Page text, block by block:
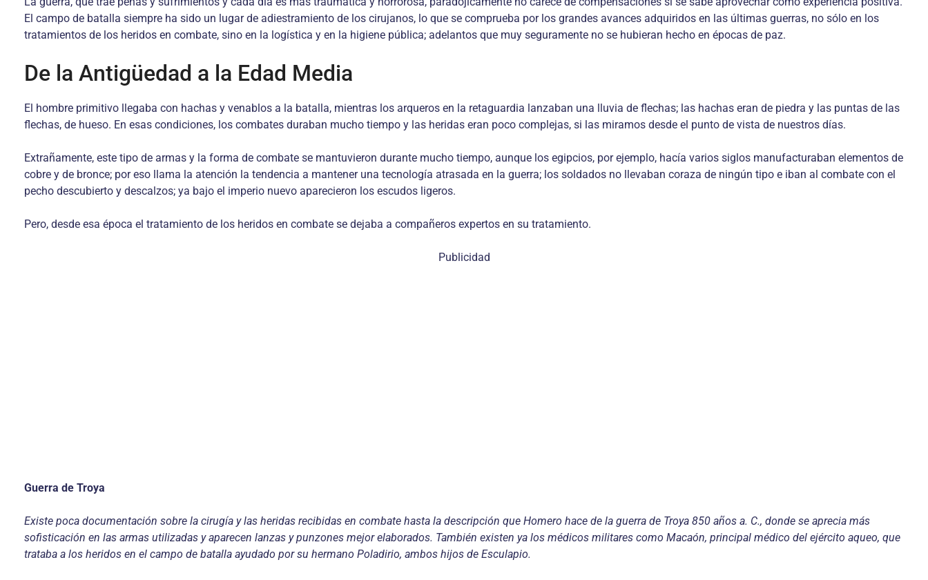
El campo de batalla siempre ha sido un lugar de adiestramiento de los cirujanos, lo que se comprueba por los grandes avances adquiridos en las últimas guerras, no sólo en los
tratamientos de los heridos en combate, sino en la logística y en la higiene pública; adelantos que muy seguramente no se hubieran hecho en épocas de paz.
De la Antigüedad a la Edad Media
El hombre primitivo llegaba con hachas y venablos a la batalla, mientras los arqueros en la retaguardia lanzaban una lluvia de flechas; las hachas eran de piedra y las puntas de las
flechas, de hueso. En esas condiciones, los combates duraban mucho tiempo y las heridas eran poco complejas, si las miramos desde el punto de vista de nuestros días.
Extrañamente, este tipo de armas y la forma de combate se mantuvieron durante mucho tiempo, aunque los egipcios, por ejemplo, hacía varios siglos manufacturaban elementos de
cobre y de bronce; por eso llama la atención la tendencia a mantener una tecnología atrasada en la guerra; los soldados no llevaban coraza de ningún tipo e iban al combate con el
pecho descubierto y descalzos; ya bajo el imperio nuevo aparecieron los escudos ligeros.
Pero, desde esa época el tratamiento de los heridos en combate se dejaba a compañeros expertos en su tratamiento.
Publicidad
Guerra de Troya
Existe poca documentación sobre la cirugía y las heridas recibidas en combate hasta la descripción que Homero hace de la guerra de Troya 850 años a. C., donde se aprecia más
sofisticación en las armas utilizadas y aparecen lanzas y punzones mejor elaborados. También existen ya los médicos militares como Macaón, principal médico del ejército aqueo, que
trataba a los heridos en el campo de batalla ayudado por su hermano Poladirio, ambos hijos de Esculapio.